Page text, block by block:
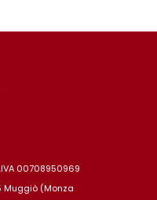
00708950969
Muggiò (Monza